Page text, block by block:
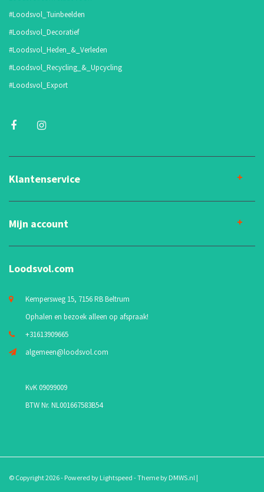
#Loodsvol_Tuinbeelden
#Loodsvol_Decoratief
#Loodsvol_Heden_&_Verleden
#Loodsvol_Recycling_&_Upcycling
#Loodsvol_Export
Klantenservice
Mijn account
Loodsvol.com
Kempersweg 15, 7156 RB Beltrum
Ophalen en bezoek alleen op afspraak!
+31613909665
algemeen@loodsvol.com
KvK 09099009
BTW Nr. NL001667583B54
© Copyright 2026 - Powered by Lightspeed - Theme by DMWS.nl |